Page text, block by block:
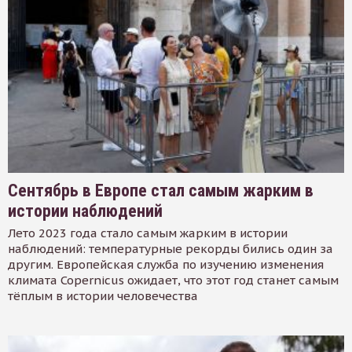
Сентябрь в Европе стал самым жарким в
истории наблюдений
Лето 2023 года стало самым жарким в истории
наблюдений: температурные рекорды бились один за
другим. Европейская служба по изучению изменения
климата Copernicus ожидает, что этот год станет самым
тёплым в истории человечества